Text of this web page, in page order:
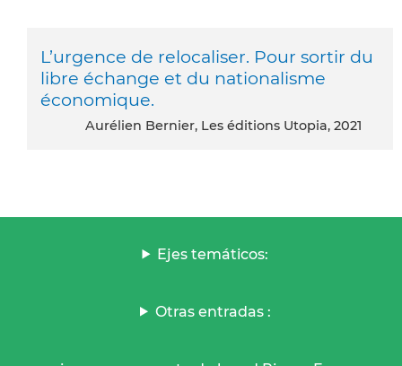
L’urgence de relocaliser. Pour sortir du
libre échange et du nationalisme
économique.
Aurélien Bernier, Les éditions Utopia, 2021
Ejes temáticos:
Otras entradas :